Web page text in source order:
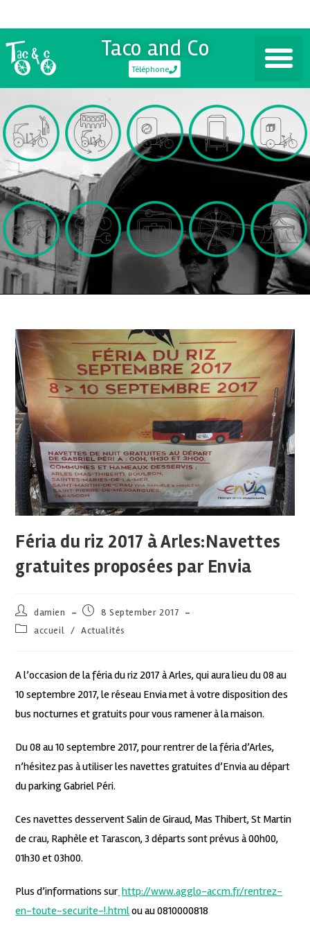
Taco and Co
Téléphone
Féria du riz 2017 à Arles:Navettes
gratuites proposées par Envia
damien
8 September 2017
accueil / Actualités
A l’occasion de la féria du riz 2017 à Arles, qui aura lieu du 08 au
10 septembre 2017, le réseau Envia met à votre disposition des
bus nocturnes et gratuits pour vous ramener à la maison.
Du 08 au 10 septembre 2017, pour rentrer de la féria d’Arles,
n’hésitez pas à utiliser les navettes gratuites d’Envia au départ
du parking Gabriel Péri.
Ces navettes desservent Salin de Giraud, Mas Thibert, St Martin
de crau, Raphèle et Tarascon, 3 départs sont prévus à 00h00,
01h30 et 03h00.
Plus d’informations sur http://www.agglo-accm.fr/rentrez-
en-toute-securite-!.htmlou au 0810000818